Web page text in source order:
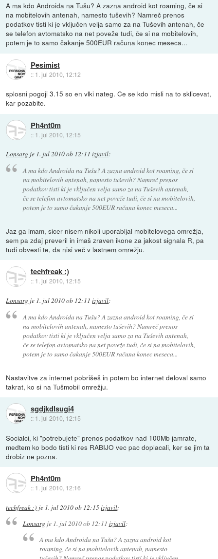
A ma kdo Androida na Tušu? A zazna android kot roaming, če si
na mobitelovih antenah, namesto tuševih? Namreč prenos
podatkov tisti ki je vključen velja samo za na Tuševih antenah, če
se telefon avtomatsko na net poveže tudi, če si na mobitelovih,
potem je to samo čakanje 500EUR računa konec meseca...
Pesimist
:: 1. jul 2010, 12:12
splosni pogoji 3.15 so en vlki nateg. Ce se kdo misli na to sklicevat,
kar pozabite.
Ph4nt0m
:: 1. jul 2010, 12:15
Lonsarg je 1. jul 2010 ob 12:11 izjavil:
A ma kdo Androida na Tušu? A zazna android kot roaming, če si
na mobitelovih antenah, namesto tuševih? Namreč prenos
podatkov tisti ki je vključen velja samo za na Tuševih antenah,
če se telefon avtomatsko na net poveže tudi, če si na mobitelovih,
potem je to samo čakanje 500EUR računa konec meseca...
Jaz ga imam, sicer nisem nikoli uporabljal mobitelovega omrežja,
sem pa zdaj preveril in imaš zraven ikone za jakost signala R, pa
tudi obvesti te, da nisi več v lastnem omrežju.
techfreak :)
:: 1. jul 2010, 12:15
Lonsarg je 1. jul 2010 ob 12:11 izjavil:
A ma kdo Androida na Tušu? A zazna android kot roaming, če si
na mobitelovih antenah, namesto tuševih? Namreč prenos
podatkov tisti ki je vključen velja samo za na Tuševih antenah,
če se telefon avtomatsko na net poveže tudi, če si na mobitelovih,
potem je to samo čakanje 500EUR računa konec meseca...
Nastavitve za internet pobrišeš in potem bo internet deloval samo
takrat, ko si na Tušmobil omrežju.
sgdjkdlsugi4
:: 1. jul 2010, 12:15
Socialci, ki "potrebujete" prenos podatkov nad 100Mb jamrate,
medtem ko bodo tisti ki res RABIJO vec pac doplacali, ker se jim ta
drobiz ne pozna.
Ph4nt0m
:: 1. jul 2010, 12:16
techfreak :) je 1. jul 2010 ob 12:15izjavil:
Lonsargje 1. jul 2010 ob 12:11 izjavil:
A ma kdo Androida na Tušu? A zazna android kot
roaming, če si na mobitelovih antenah, namesto